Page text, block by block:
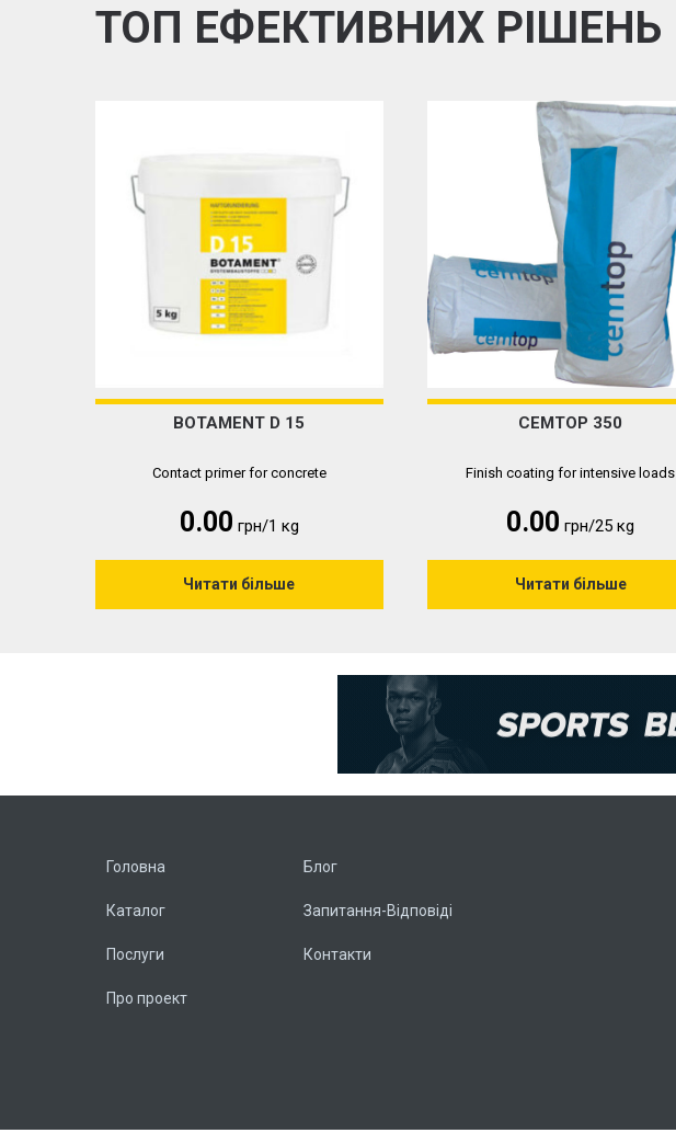
ТОП ЕФЕКТИВНИХ РІШЕНЬ
BOTAMENT D 15
Contact primer for concrete
0.00 грн/1 кg
Читати більше
CEMTOP 350
Finish coating for intensive loads
0.00 грн/25 кg
Читати більше
Головна
Каталог
Послуги
Про проект
Блог
Запитання-Відповіді
Контакти